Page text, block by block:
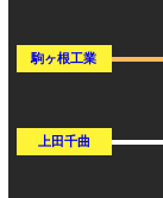
駒ヶ根工業
上田千曲